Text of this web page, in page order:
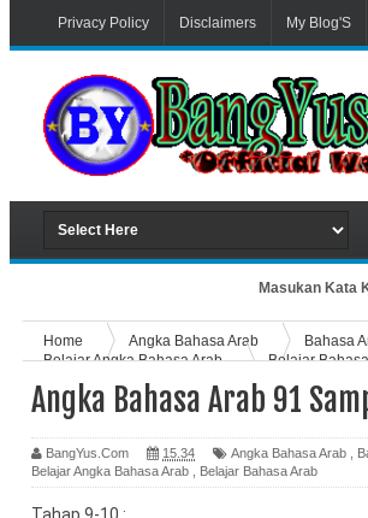
Privacy Policy Disclaimers My Blog'S
Home Angka Bahasa Arab
Bahasa
Belajar Angka Bahasa Arab
Belajar
Angka Bahasa Arab 91
BangYus.Com 15.34 Angka Bahasa Arab
Belajar Angka Bahasa Arab
Belajar Bahasa Arab